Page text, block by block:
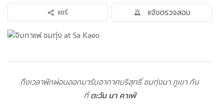
แชร์
แจ้งตรวจสอบ
ถึงเวลาพักผ่อนออกมารับอากาศบริสุทธิ์ ชมทุ่งนา ภูเขา กัน
ที่ตะวัน นา คาเฟ่